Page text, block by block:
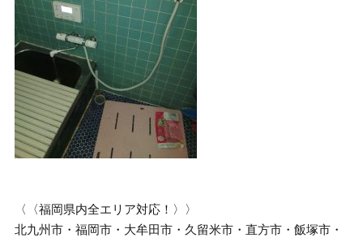
〈〈福岡県内全エリア対応！〉〉
北九州市・福岡市・大牟田市・久留米市・直方市・飯塚市・